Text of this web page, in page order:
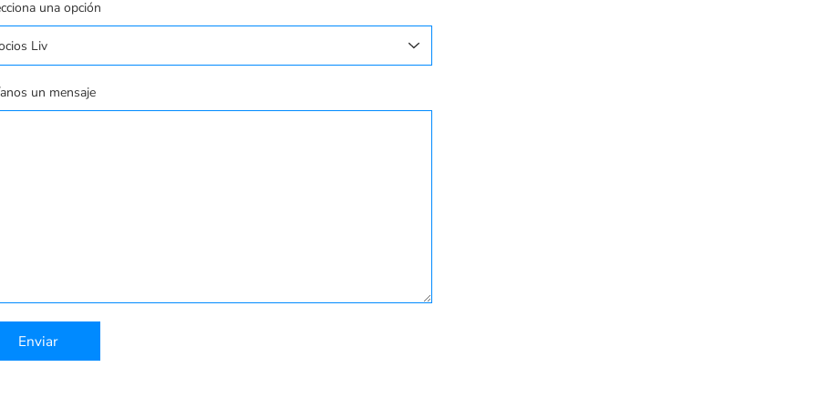
una opción
un mensaje